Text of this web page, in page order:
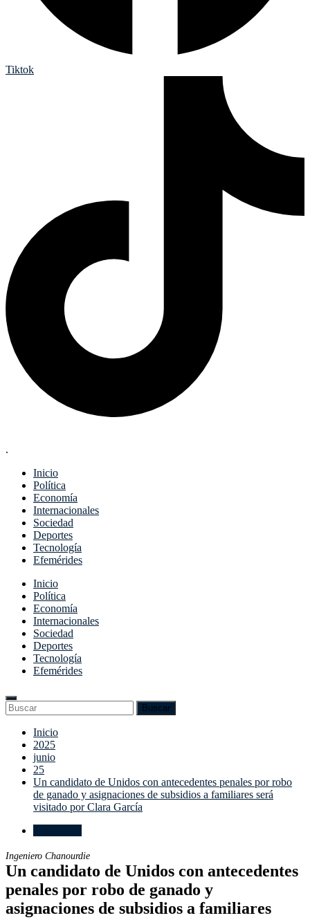
Tiktok
.
Inicio
Política
Economía
Internacionales
Sociedad
Deportes
Tecnología
Efemérides
Menu
Inicio
Política
Economía
Internacionales
Sociedad
Deportes
Tecnología
Efemérides
Enter
Keyword
Search
for:
Buscar
Search
Saltar
contenido
Inicio
2025
junio
25
Un candidato de Unidos con antecedentes penales por robo
de ganado y asignaciones de subsidios a familiares será
visitado por Clara García
Ingeniero Chanourdie
Un candidato de Unidos con antecedentes
penales por robo de ganado y
asignaciones de subsidios a familiares